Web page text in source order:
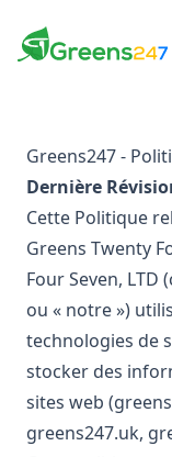
Greens247
Greens247
Greens247 -
Dernière
Cette Politique
Greens Twenty
Four Seven, LTD
ou « notre »)
technologies de
stocker des
sites web
greens247.uk,